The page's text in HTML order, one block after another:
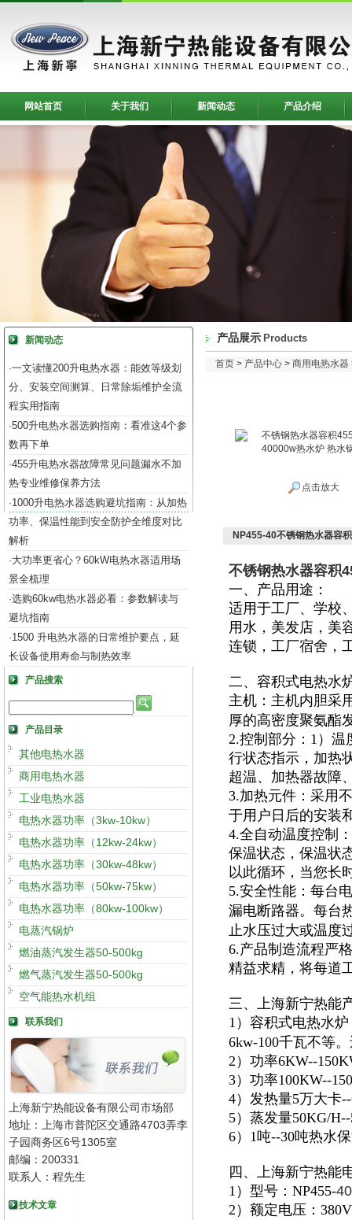
网站首页 关于我们 新闻动态 产品介绍
新闻动态
·一文读懂200升电热水器：能效等级划
分、安装空间测算、日常除垢维护全流
程实用指南
·500升电热水器选购指南：看准这4个参
数再下单
·455升电热水器故障常见问题漏水不加
热专业维修保养方法
·1000升电热水器选购避坑指南：从加热
功率、保温性能到安全防护全维度对比
解析
·大功率更省心？60kW电热水器适用场
景全梳理
·选购60kw电热水器必看：参数解读与
避坑指南
·1500 升电热水器的日常维护要点，延
长设备使用寿命与制热效率
产品搜索
产品目录
其他电热水器
商用电热水器
工业电热水器
电热水器功率（3kw-10kw）
电热水器功率（12kw-24kw）
电热水器功率（30kw-48kw）
电热水器功率（50kw-75kw）
电热水器功率（80kw-100kw）
电蒸汽锅炉
燃油蒸汽发生器50-500kg
燃气蒸汽发生器50-500kg
空气能热水机组
联系我们
上海新宁热能设备有限公司市场部
地址：上海市普陀区交通路4703弄李
子园商务区6号1305室
邮编：200331
联系人：程先生
技术文章
产品展示 Products
首页 > 产品中心 > 商用电热水器
点击放大
NP455-40不锈钢热水器容
不锈钢热水器容积
一、产品用途：
适用于工厂、学校
用水，美发店，美
连锁，工厂宿舍，
二、容积式电热水
主机：主机内胆采
厚的高密度聚氨酯
2.控制部分：1）温
行状态指示，加热
超温、加热器故障
3.加热元件：采用
于用户日后的安装
4.全自动温度控制
保温状态，保温状
以此循环，当您长
5.安全性能：每台
漏电断路器。每台
止水压过大或温度
6.产品制造流程严
精益求精，将每道
三、上海新宁热能
1）容积式电热水
6kw-100千瓦不等
2）功率6KW--
3）功率100KW--
4）发热量5万大卡
5）蒸发量50KG/
6）1吨--30吨热水
四、上海新宁热能
1）型号：NP455-40
2）额定电压：380V